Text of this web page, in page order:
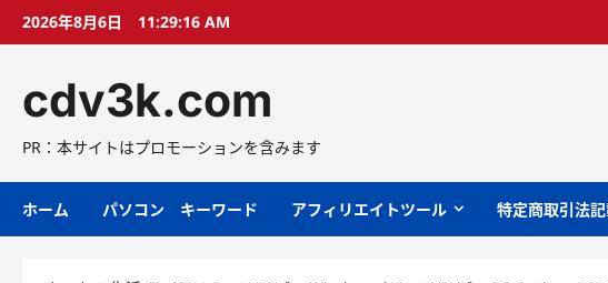
プ
2026年8月6日 11:29:17 AM
cdv3k.com
PR：本サイトはプロモーションを含みます
ホーム パソコン キーワード アフィリエイトツール 特定商取引法